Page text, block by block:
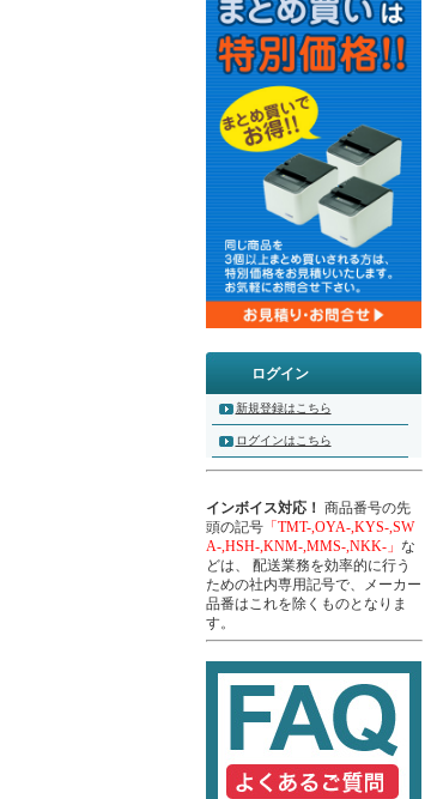
ログイン
新規登録はこちら
ログインはこちら
インボイス対応！ 商品番号の先
頭の記号「TMT-,OYA-,KYS-,SW
A-,HSH-,KNM-,MMS-,NKK-」 な
どは、 配送業務を効率的に行う
ための社内専用記号で、メーカー
品番はこれを除くものとなりま
す。